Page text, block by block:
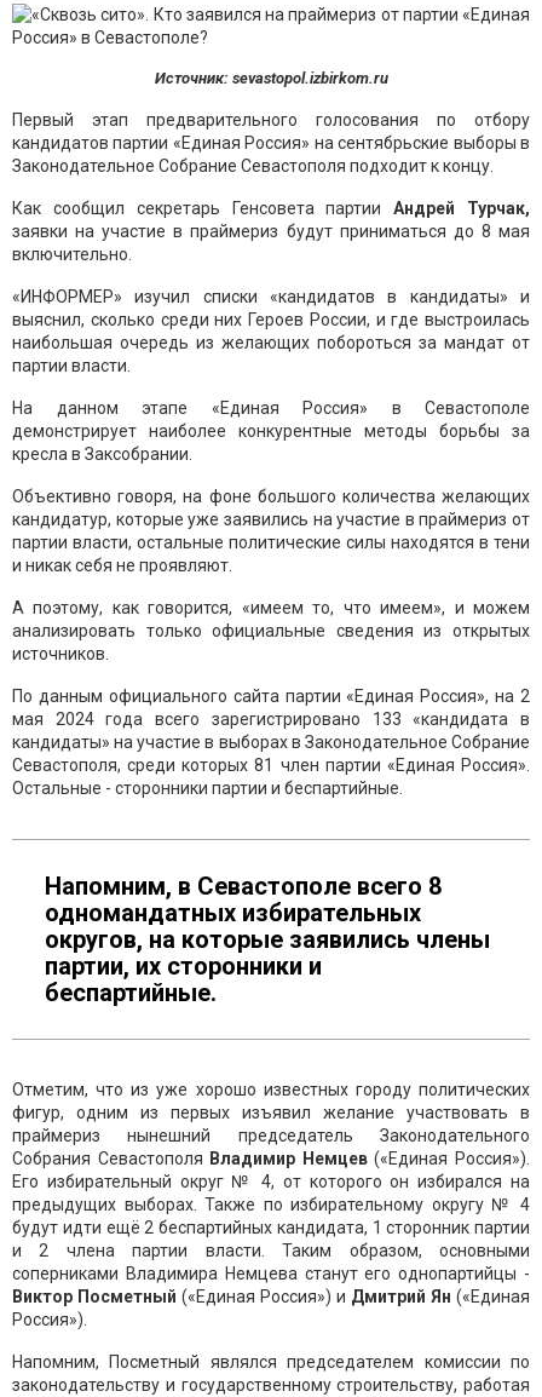
Источник: sevastopol.izbirkom.ru
Первый этап предварительного голосования по отбору
кандидатов партии «Единая Россия» на сентябрьские выборы в
Законодательное Собрание Севастополя подходит к концу.
Как сообщил секретарь Генсовета партии Андрей Турчак,
заявки на участие в праймериз будут приниматься до 8 мая
включительно.
«ИНФОРМЕР» изучил списки «кандидатов в кандидаты» и
выяснил, сколько среди них Героев России, и где выстроилась
наибольшая очередь из желающих побороться за мандат от
партии власти.
На данном этапе «Единая Россия» в Севастополе
демонстрирует наиболее конкурентные методы борьбы за
кресла в Заксобрании.
Объективно говоря, на фоне большого количества желающих
кандидатур, которые уже заявились на участие в праймериз от
партии власти, остальные политические силы находятся в тени
и никак себя не проявляют.
А поэтому, как говорится, «имеем то, что имеем», и можем
анализировать только официальные сведения из открытых
источников.
По данным официального сайта партии «Единая Россия», на 2
мая 2024 года всего зарегистрировано 133 «кандидата в
кандидаты» на участие в выборах в Законодательное Собрание
Севастополя, среди которых 81 член партии «Единая Россия».
Остальные - сторонники партии и беспартийные.
Напомним, в Севастополе всего 8
одномандатных избирательных
округов, на которые заявились члены
партии, их сторонники и
беспартийные.
Отметим, что из уже хорошо известных городу политических
фигур, одним из первых изъявил желание участвовать в
праймериз нынешний председатель Законодательного
Собрания Севастополя Владимир Немцев(«Единая Россия»).
Его избирательный округ № 4, от которого он избирался на
предыдущих выборах. Также по избирательному округу № 4
будут идти ещё 2 беспартийных кандидата, 1 сторонник партии
и 2 члена партии власти. Таким образом, основными
соперниками Владимира Немцева станут его однопартийцы -
Виктор Посметный («Единая Россия») и Дмитрий Ян («Единая
Россия»).
Напомним, Посметный являлся председателем комиссии по
законодательству и государственному строительству, работая